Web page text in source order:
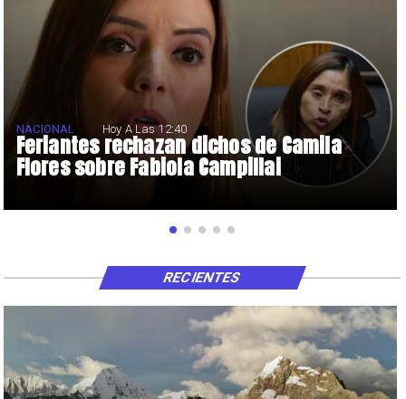
Feriantes rechazan dichos de Camila
Flores sobre Fabiola Campillai
NACIONAL Hoy A Las 12:40
RECIENTES